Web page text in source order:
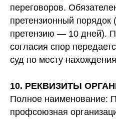
переговоров.
претензионный порядок
претензию — 10 дней).
согласия спор
суд по месту
10. РЕКВИЗИТЫ
Полное наименование:
профсоюзная